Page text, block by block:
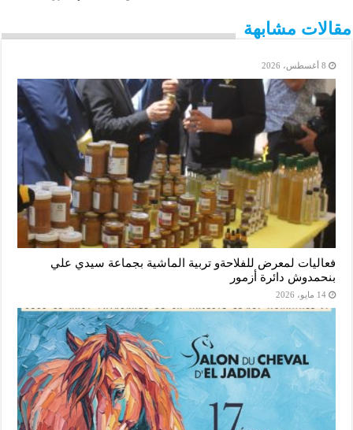
مقالات مشابهة
8 أغسطس، 2026
فعاليات لمعرض للفلاحةو تربية الماشية بجماعة سيدي علي
بنحمدوش دائرة أزمور
14 مايو، 2026